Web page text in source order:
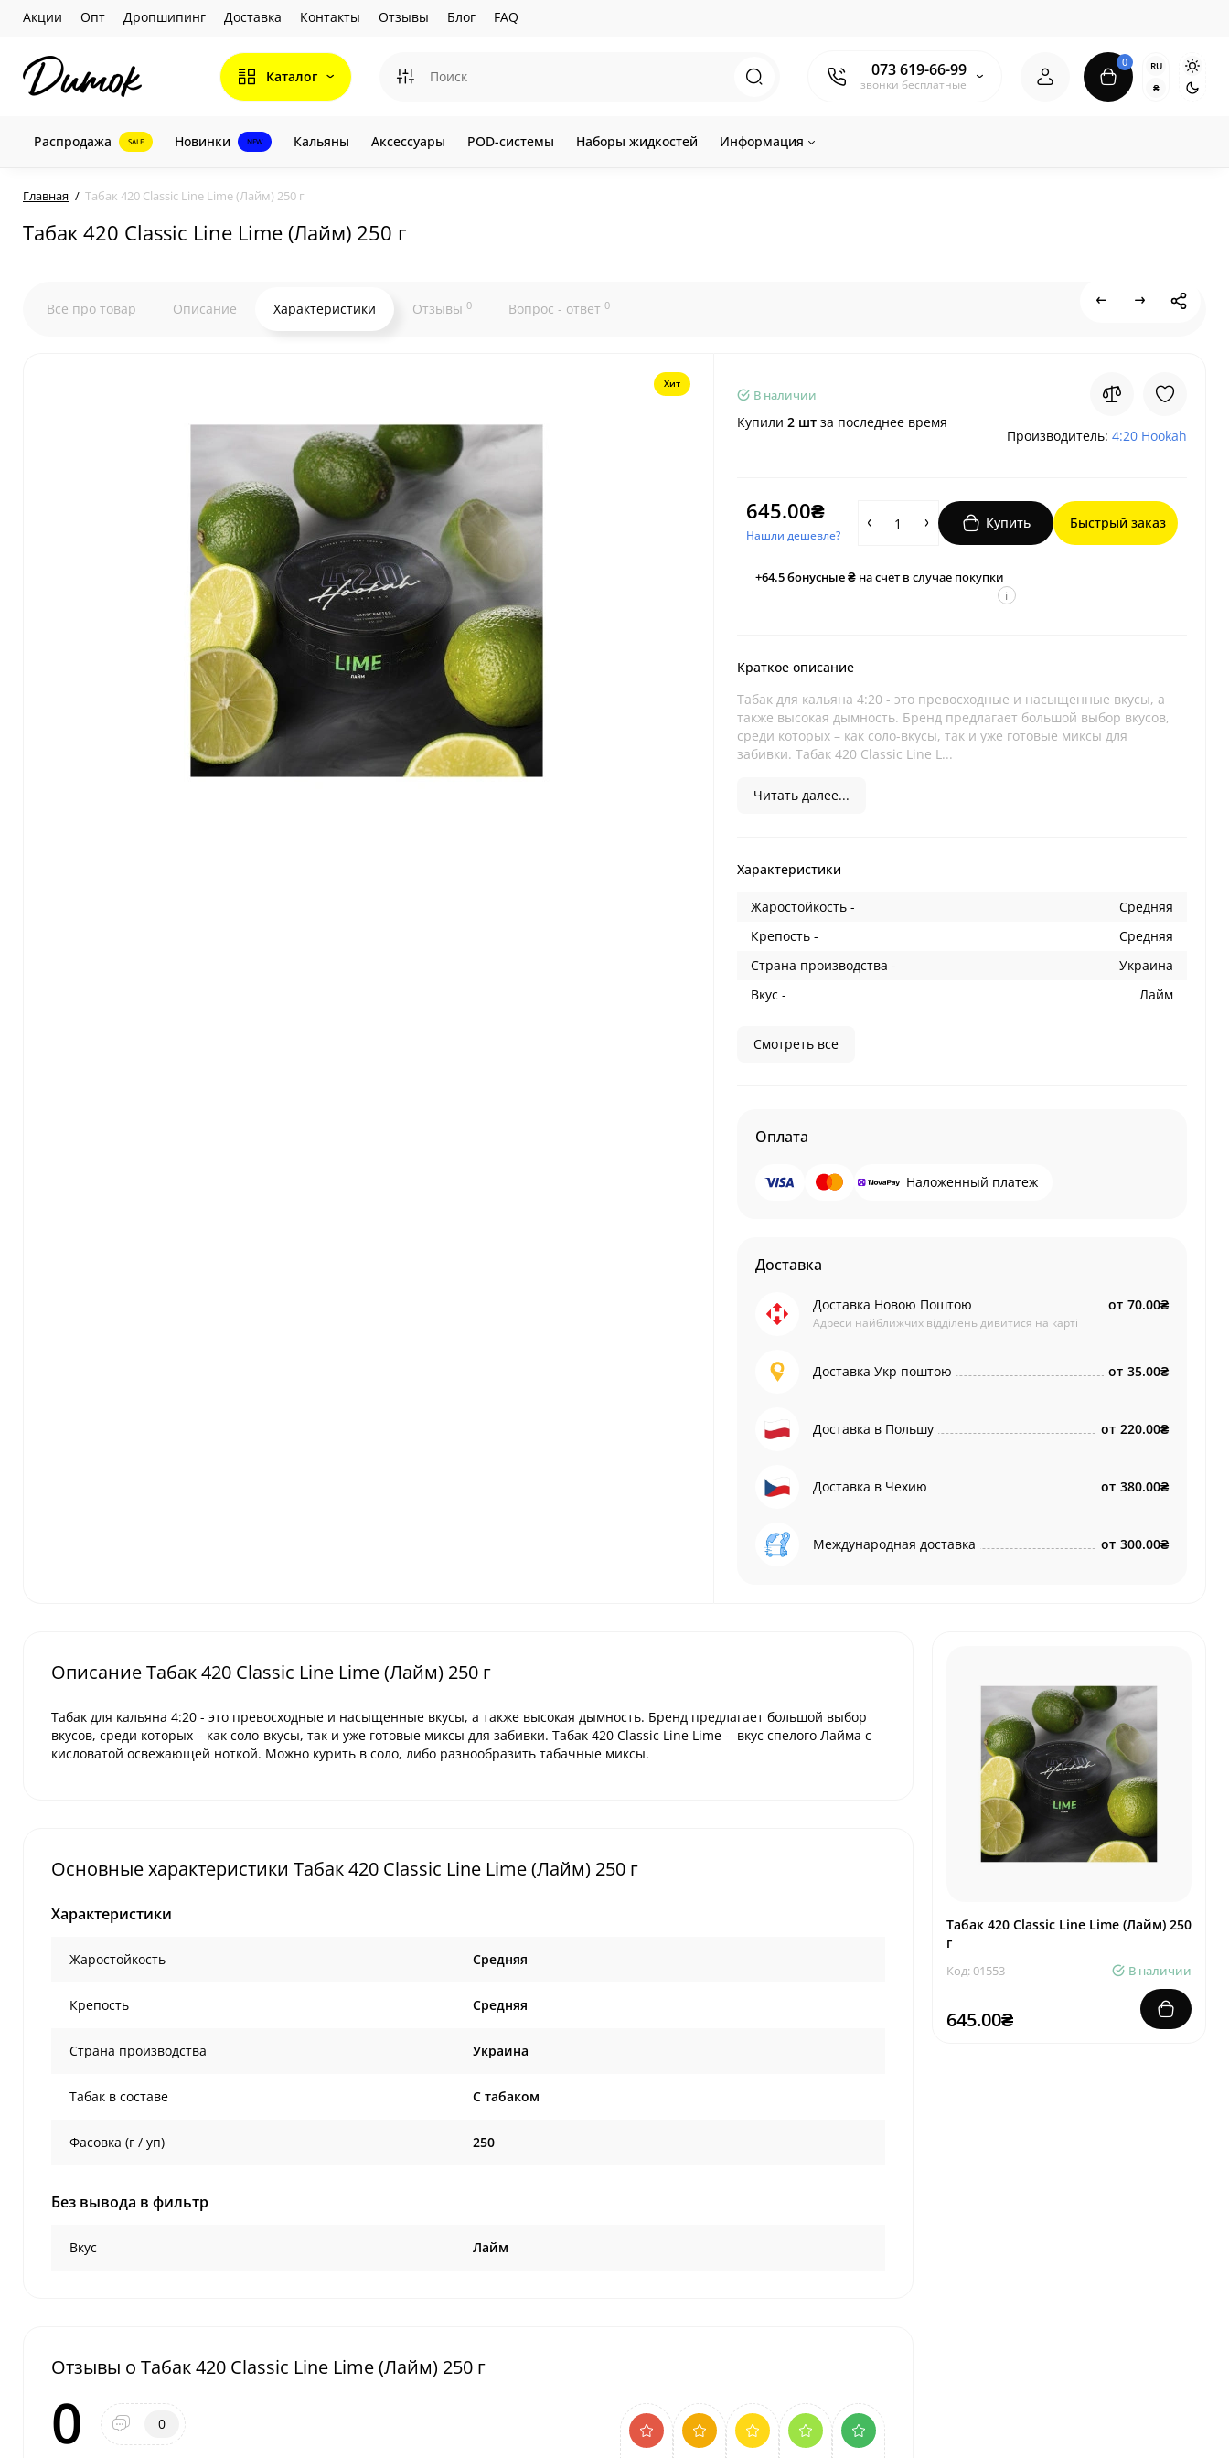
Акции Опт Дропшипинг Доставка Контакты Отзывы Блог FAQ
Каталог 073 619-66-99
звонки бесплатные
0
RU
₴
Распродажа SALE Новинки NEW Кальяны Аксессуары POD-системы Наборы жидкостей Информация
Главная Табак 420 Classic Line Lime (Лайм) 250 г
Табак 420 Classic Line Lime (Лайм) 250 г
Все про товар Описание Характеристики Отзывы 0 Вопрос - ответ 0
Хит
В наличии
Купили 2 штза последнее время
Производитель: 4:20 Hookah
645.00₴
Нашли дешевле?
Купить Быстрый заказ
+64.5бонусные ₴на счет в случае покупки
i
Краткое описание
Табак для кальяна 4:20 - это превосходные и насыщенные вкусы, а
также высокая дымность. Бренд предлагает большой выбор вкусов,
среди которых – как соло-вкусы, так и уже готовые миксы для
забивки. Табак 420 Classic Line L...
Читать далее...
Характеристики
Жаростойкость -
Средняя
Крепость -
Средняя
Страна производства -
Украина
Вкус -
Лайм
Смотреть все
Оплата
Наложенный платеж
Доставка
Доставка Новою Поштою
Адреси найближчих відділень дивитися на карті
от 70.00₴
Доставка Укр поштою от 35.00₴
Доставка в Польшу от 220.00₴
Доставка в Чехию от 380.00₴
Международная доставка от 300.00₴
Описание Табак 420 Classic Line Lime (Лайм) 250 г
Табак для кальяна 4:20 - это превосходные и насыщенные вкусы, а также высокая дымность. Бренд предлагает большой выбор
вкусов, среди которых – как соло-вкусы, так и уже готовые миксы для забивки. Табак 420 Classic Line Lime - вкус спелого Лайма с
кисловатой освежающей ноткой. Можно курить в соло, либо разнообразить табачные миксы.
Основные характеристики Табак 420 Classic Line Lime (Лайм) 250 г
Характеристики
Жаростойкость Средняя
Крепость Средняя
Страна производства Украина
Табак в составе C табаком
Фасовка (г / уп) 250
Без вывода в фильтр
Вкус Лайм
Отзывы о Табак 420 Classic Line Lime (Лайм) 250 г
0 0
Табак 420 Classic Line Lime (Лайм) 250
г
Код: 01553 В наличии
645.00₴